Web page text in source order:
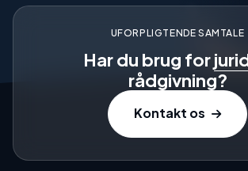
UFORPLIGTENDE SAMTALE
Har du brug for
rådgivning?
Kontakt os